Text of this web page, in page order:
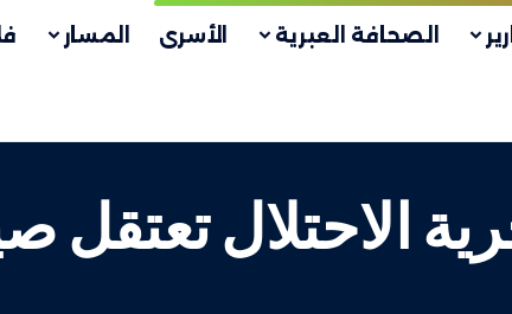
الصحافة العبرية الأسرى المسار
الاحتلال تعتقل